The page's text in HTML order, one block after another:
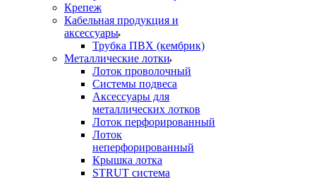
Крепеж
Кабельная продукция и
аксессуары
Трубка ПВХ (кембрик)
Металлические лотки
Лоток проволочный
Системы подвеса
Аксессуары для
металлических лотков
Лоток перфорированный
Лоток
неперфорированный
Крышка лотка
STRUT система